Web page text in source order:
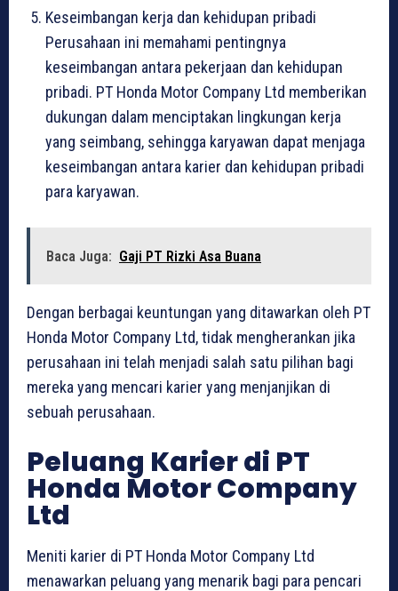
Keseimbangan kerja dan kehidupan pribadi
Perusahaan ini memahami pentingnya
keseimbangan antara pekerjaan dan kehidupan
pribadi. PT Honda Motor Company Ltd memberikan
dukungan dalam menciptakan lingkungan kerja
yang seimbang, sehingga karyawan dapat menjaga
keseimbangan antara karier dan kehidupan pribadi
para karyawan.
Baca Juga: Gaji PT Rizki Asa Buana
Dengan berbagai keuntungan yang ditawarkan oleh PT
Honda Motor Company Ltd, tidak mengherankan jika
perusahaan ini telah menjadi salah satu pilihan bagi
mereka yang mencari karier yang menjanjikan di
sebuah perusahaan.
Peluang Karier di PT
Honda Motor Company
Ltd
Meniti karier di PT Honda Motor Company Ltd
menawarkan peluang yang menarik bagi para pencari